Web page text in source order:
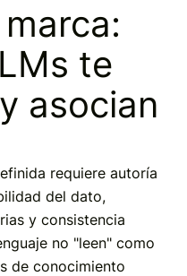
te
asocian
requiere autoría
del dato,
y consistencia
no "leen" como
de conocimiento